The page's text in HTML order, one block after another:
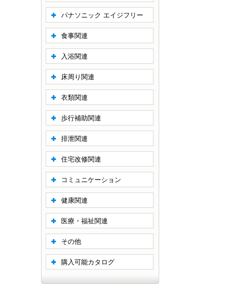
パナソニック エイジフリー
食事関連
入浴関連
床周り関連
衣類関連
歩行補助関連
排泄関連
住宅改修関連
コミュニケーション
健康関連
医療・福祉関連
その他
購入可能カタログ